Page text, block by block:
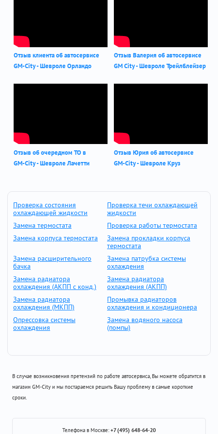
Отзыв клиента об автосервисе
GM-City - Шевроле Орландо
Отзыв Валерия об автосервисе
GM City - Шевроле Трейлблейзер
Отзыв об очередном ТО в
GM-City - Шевроле Лачетти
Отзыв Юрия об автосервисе
GM-City - Шевроле Круз
Проверка состояния
охлаждающей жидкости
Проверка течи охлаждающей
жидкости
Замена термостата
Проверка работы термостата
Замена корпуса термостата
Замена прокладки корпуса
термостата
Замена расширительного
бачка
Замена патрубка системы
охлаждения
Замена радиатора
охлаждения (АКПП с конд.)
Замена радиатора
охлаждения (АКПП)
Замена радиатора
охлаждения (МКПП)
Промывка радиаторов
охлаждения и кондиционера
Опрессовка системы
охлаждения
Замена водяного насоса
(помпы)
В случае возникновения претензий по работе автосервиса, Вы можете обратится в
магазин GM-City и мы постараемся решить Вашу проблему в самые короткие
сроки.
Телефона в Москве:+7 (495) 648-64-20